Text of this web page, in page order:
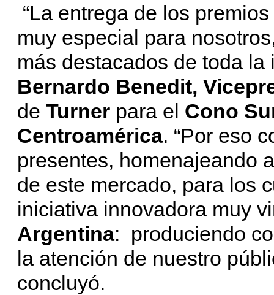
“La entrega de los
muy especial para
más destacados de toda la
Bernardo Benedit,
de Turner para el Cono
Centroamérica. “Por eso
presentes, homenajeando
de este mercado, para los
iniciativa innovadora muy
Argentina: produciendo
la atención de nuestro
concluyó.